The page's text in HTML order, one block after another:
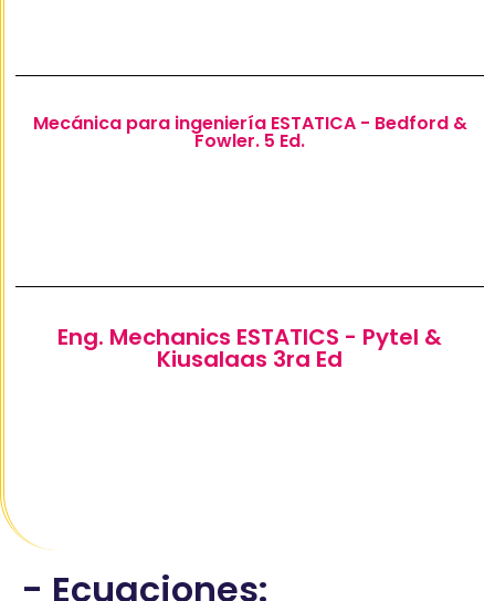
- Ecuaciones:
Mecánica para ingeniería ESTATICA - Bedford &
Fowler. 5 Ed.
Eng. Mechanics ESTATICS - Pytel &
Kiusalaas 3ra Ed